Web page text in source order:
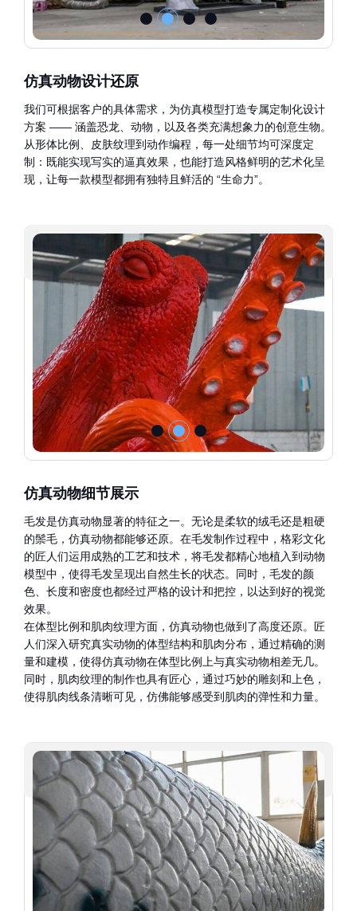
仿真动物设计还原
我们可根据客户的具体需求，为仿真模型打造专属定制化设计
方案 —— 涵盖恐龙、动物，以及各类充满想象力的创意生物。
从形体比例、皮肤纹理到动作编程，每一处细节均可深度定
制：既能实现写实的逼真效果，也能打造风格鲜明的艺术化呈
现，让每一款模型都拥有独特且鲜活的 “生命力”。
仿真动物细节展示
毛发是仿真动物显著的特征之一。无论是柔软的绒毛还是粗硬
的鬃毛，仿真动物都能够还原。在毛发制作过程中，格彩文化
的匠人们运用成熟的工艺和技术，将毛发都精心地植入到动物
模型中，使得毛发呈现出自然生长的状态。同时，毛发的颜
色、长度和密度也都经过严格的设计和把控，以达到好的视觉
效果。
在体型比例和肌肉纹理方面，仿真动物也做到了高度还原。匠
人们深入研究真实动物的体型结构和肌肉分布，通过精确的测
量和建模，使得仿真动物在体型比例上与真实动物相差无几。
同时，肌肉纹理的制作也具有匠心，通过巧妙的雕刻和上色，
使得肌肉线条清晰可见，仿佛能够感受到肌肉的弹性和力量。